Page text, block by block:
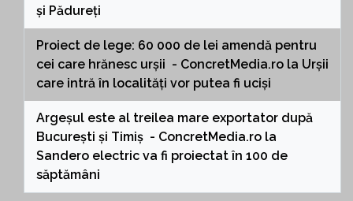
și Pădureți
Proiect de lege: 60 000 de lei amendă pentru
cei care hrănesc urșii - ConcretMedia.ro la Urșii
care intră în localități vor putea fi uciși
Argeșul este al treilea mare exportator după
București și Timiș - ConcretMedia.ro la
Sandero electric va fi proiectat în 100 de
săptămâni